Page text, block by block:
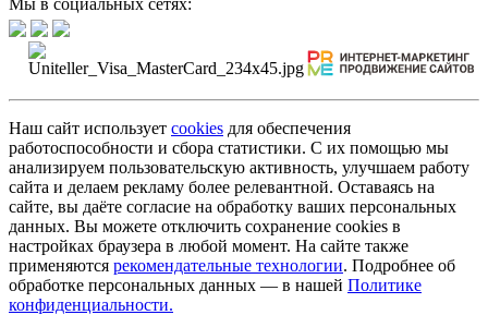
Наш сайт использует cookies для обеспечения
работоспособности и сбора статистики. С их помощью мы
анализируем пользовательскую активность, улучшаем работу
сайта и делаем рекламу более релевантной. Оставаясь на
сайте, вы даёте согласие на обработку ваших персональных
данных. Вы можете отключить сохранение cookies в
настройках браузера в любой момент. На сайте также
применяются рекомендательные технологии. Подробнее об
обработке персональных данных — в нашей Политике
конфиденциальности.